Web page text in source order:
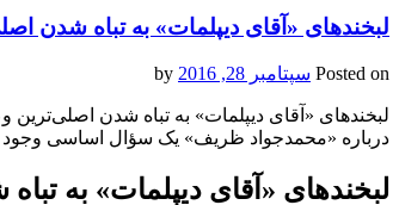
لبخندهای «آقای دیپلمات» به تباه شدن
Posted on سپتامبر 28, 2016
لبخندهای «آقای دیپلمات» به تباه شدن اصلی‌ترین
درباره «محمدجواد ظریف» یک سؤال اساسی وجود
لبخندهای «آقای دیپلمات» به